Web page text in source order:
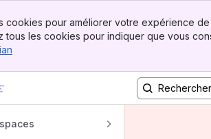
cookies pour améliorer votre expérience
tous les cookies pour indiquer que vous
ou d'app